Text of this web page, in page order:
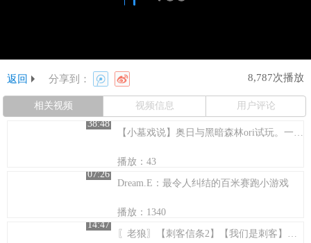
返回 分享到： 8,787次播放
相关视频 视频信息
用户评论
38:48
【小墓戏说】奥日与黑暗森林ori试玩。一开始就泪目的游戏！
播放：43
07:26
Dream.E：最令人纠结的百米赛跑小游戏
播放：1340
14:47
〖老狼〗【刺客信条2】【我们是刺客】连续剧第十三集